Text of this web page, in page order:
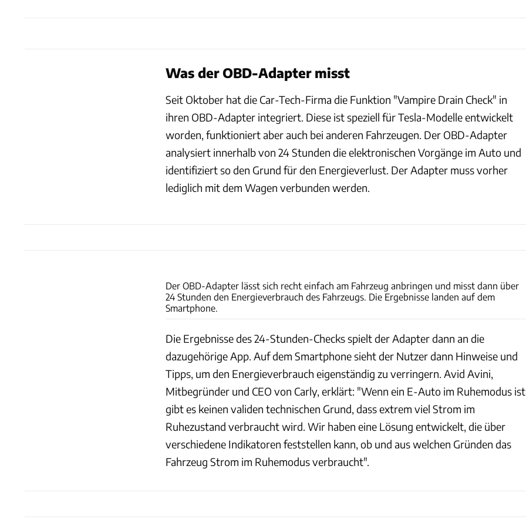
Was der OBD-Adapter misst
Seit Oktober hat die Car-Tech-Firma die Funktion "Vampire Drain Check" in
ihren OBD-Adapter integriert. Diese ist speziell für Tesla-Modelle entwickelt
worden, funktioniert aber auch bei anderen Fahrzeugen. Der OBD-Adapter
analysiert innerhalb von 24 Stunden die elektronischen Vorgänge im Auto und
identifiziert so den Grund für den Energieverlust. Der Adapter muss vorher
lediglich mit dem Wagen verbunden werden.
Der OBD-Adapter lässt sich recht einfach am Fahrzeug anbringen und misst dann über
24 Stunden den Energieverbrauch des Fahrzeugs. Die Ergebnisse landen auf dem
Smartphone.
Die Ergebnisse des 24-Stunden-Checks spielt der Adapter dann an die
dazugehörige App. Auf dem Smartphone sieht der Nutzer dann Hinweise und
Tipps, um den Energieverbrauch eigenständig zu verringern. Avid Avini,
Mitbegründer und CEO von Carly, erklärt: "Wenn ein E-Auto im Ruhemodus
gibt es keinen validen technischen Grund, dass extrem viel Strom im
Ruhezustand verbraucht wird. Wir haben eine Lösung entwickelt, die über
verschiedene Indikatoren feststellen kann, ob und aus welchen Gründen das
Fahrzeug Strom im Ruhemodus verbraucht".